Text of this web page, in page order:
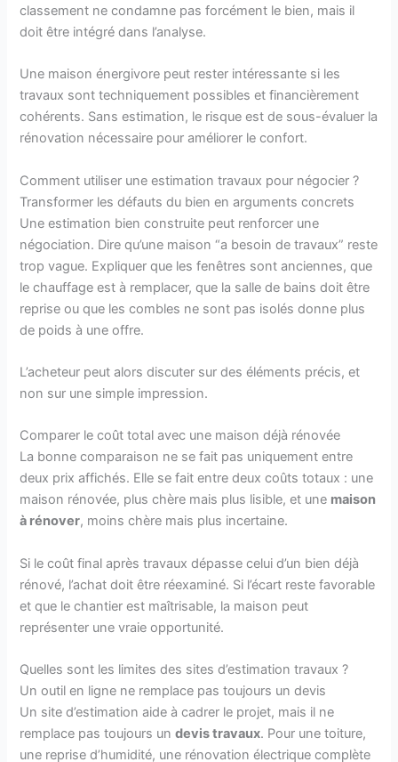
classement ne condamne pas forcément le bien, mais il
doit être intégré dans l’analyse.
Une maison énergivore peut rester intéressante si les
travaux sont techniquement possibles et financièrement
cohérents. Sans estimation, le risque est de sous-évaluer la
rénovation nécessaire pour améliorer le confort.
Comment utiliser une estimation travaux pour négocier ?
Transformer les défauts du bien en arguments concrets
Une estimation bien construite peut renforcer une
négociation. Dire qu’une maison “a besoin de travaux” reste
trop vague. Expliquer que les fenêtres sont anciennes, que
le chauffage est à remplacer, que la salle de bains doit être
reprise ou que les combles ne sont pas isolés donne plus
de poids à une offre.
L’acheteur peut alors discuter sur des éléments précis, et
non sur une simple impression.
Comparer le coût total avec une maison déjà rénovée
La bonne comparaison ne se fait pas uniquement entre
deux prix affichés. Elle se fait entre deux coûts totaux : une
maison rénovée, plus chère mais plus lisible, et une maison
à rénover, moins chère mais plus incertaine.
Si le coût final après travaux dépasse celui d’un bien déjà
rénové, l’achat doit être réexaminé. Si l’écart reste favorable
et que le chantier est maîtrisable, la maison peut
représenter une vraie opportunité.
Quelles sont les limites des sites d’estimation travaux ?
Un outil en ligne ne remplace pas toujours un devis
Un site d’estimation aide à cadrer le projet, mais il ne
remplace pas toujours undevis travaux. Pour une toiture,
une reprise d’humidité, une rénovation électrique complète